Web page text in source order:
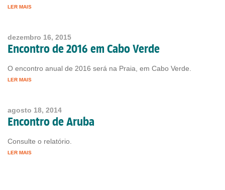
LER MAIS
dezembro 16, 2015
Encontro de 2016 em Cabo Verde
O encontro anual de 2016 será na Praia, em Cabo Verde.
LER MAIS
agosto 18, 2014
Encontro de Aruba
Consulte o relatório.
LER MAIS